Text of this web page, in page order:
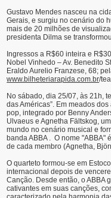
Gustavo Mendes nasceu na
Gerais, e surgiu no cenário do
mais de 20 milhões de
presidenta Dilma se
Ingressos a R$60 inteira e
Nobel Vinhedo – Av. Benedito
Eraldo Aurelio Franzese, 68;
www.bilheteriarapida.com.br/
No sábado, dia 25/07, às 21h,
das Américas”. Em meados
pop, integrado por Benny
Ulvaeus e Agnetha Fältskog,
mundo no cenário musical e
banda ABBA . O nome "ABBA"
de cada membro (Agnetha,
O quarteto formou-se em
internacional depois de
Canção. Desde então, o ABBA
cativantes em suas canções,